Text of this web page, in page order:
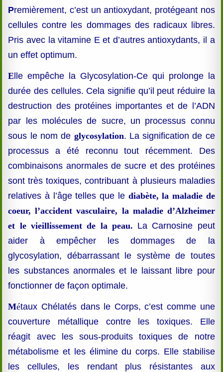
Premièrement, c’est un antioxydant, protégeant nos
cellules contre les dommages des radicaux libres.
Pris avec la vitamine E et d’autres antioxydants, il a
un effet optimum.
Elle empêche la Glycosylation-Ce qui prolonge la
durée des cellules. Cela signifie qu’il peut réduire la
destruction des protéines importantes et de l’ADN
par les molécules de sucre, un processus connu
sous le nom de glycosylation. La signification de ce
processus a été reconnu tout récemment. Des
combinaisons anormales de sucre et des protéines
sont très toxiques, contribuant à plusieurs maladies
relatives à l’âge telles que le diabète, la maladie de
coeur, l’accident vasculaire, la maladie d’Alzheimer
et le vieillissement de la peau. La Carnosine peut
aider à empêcher les dommages de la
glycosylation, débarrassant le système de toutes
les substances anormales et le laissant libre pour
fonctionner de façon optimale.
Métaux Chélatés dans le Corps, c’est comme une
couverture métallique contre les toxiques. Elle
réagit avec les sous-produits toxiques de notre
métabolisme et les élimine du corps. Elle stabilise
les cellules, les rendant plus résistantes aux